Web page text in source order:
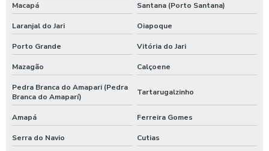
Macapá
Santana (Porto Santana)
Laranjal do Jari Oiapoque
Porto Grande Vitória do Jari
Mazagão Calçoene
Pedra Branca do Amapari (Pedra
Branca do Amaparí)
Tartarugalzinho
Amapá Ferreira Gomes
Serra do Navio Cutias